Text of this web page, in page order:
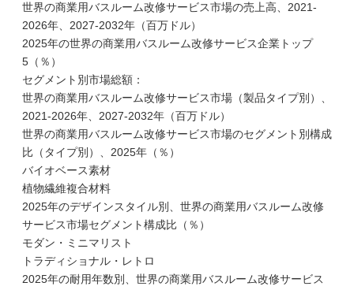
世界の商業用バスルーム改修サービス市場の売上高、2021-
2026年、2027-2032年（百万ドル）
2025年の世界の商業用バスルーム改修サービス企業トップ
5（％）
セグメント別市場総額：
世界の商業用バスルーム改修サービス市場（製品タイプ別）、
2021-2026年、2027-2032年（百万ドル）
世界の商業用バスルーム改修サービス市場のセグメント別構成
比（タイプ別）、2025年（％）
バイオベース素材
植物繊維複合材料
2025年のデザインスタイル別、世界の商業用バスルーム改修
サービス市場セグメント構成比（％）
モダン・ミニマリスト
トラディショナル・レトロ
2025年の耐用年数別、世界の商業用バスルーム改修サービス